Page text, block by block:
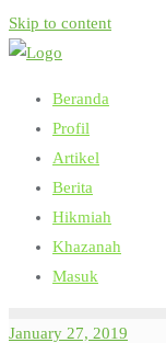
Skip to content
Beranda
Profil
Artikel
Berita
Hikmiah
Khazanah
Masuk
January 27, 2019